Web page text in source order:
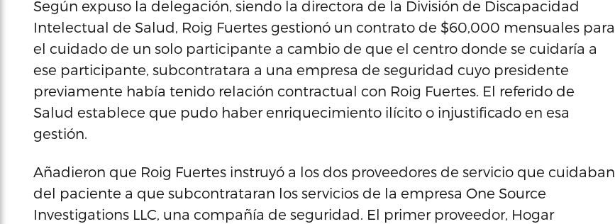
Según expuso la delegación, siendo la directora de la División de Discapacidad
Intelectual de Salud, Roig Fuertes gestionó un contrato de $60,000 mensuales para
el cuidado de un solo participante a cambio de que el centro donde se cuidaría a
ese participante, subcontratara a una empresa de seguridad cuyo presidente
previamente había tenido relación contractual con Roig Fuertes. El referido de
Salud establece que pudo haber enriquecimiento ilícito o injustificado en esa
gestión.
Añadieron que Roig Fuertes instruyó a los dos proveedores de servicio que cuidaban
del paciente a que subcontrataran los servicios de la empresa One Source
Investigations LLC, una compañía de seguridad. El primer proveedor, Hogar